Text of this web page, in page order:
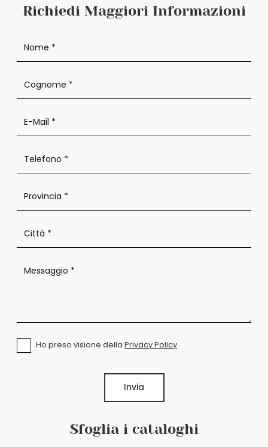
Sfoglia i cataloghi
Richiedi Maggiori Informazioni
Ho preso visione della Privacy Policy
Invia